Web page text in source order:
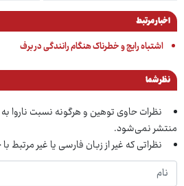
اخبار مرتبط
اشتباه رایج و خطرناک هنگام رانندگی در برف
نظر شما
نظرات حاوی توهین و هرگونه نسبت
منتشر نمی‌شود.
نظراتی که غیر از زبان فارسی یا غیر